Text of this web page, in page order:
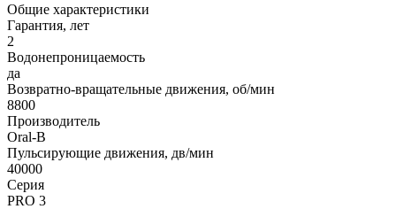
Общие характеристики
Гарантия, лет
2
Водонепроницаемость
да
Возвратно-вращательные движения, об/мин
8800
Производитель
Oral-B
Пульсирующие движения, дв/мин
40000
Серия
PRO 3